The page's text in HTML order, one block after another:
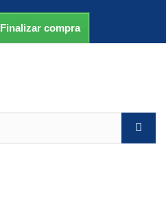
Finalizar compra